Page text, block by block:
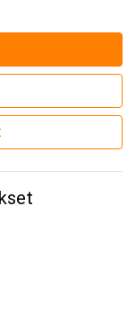
/ 00380 Helsinki